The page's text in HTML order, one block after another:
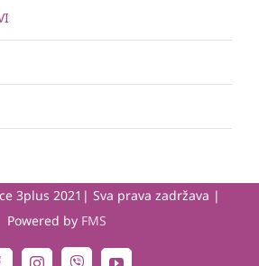
3plus 2021| Sva prava zadržava |
Powered by FMS